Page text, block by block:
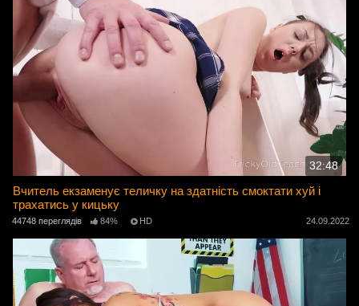
32:48
Вчитель екзаменує теличку на здатність смоктати хуй і
трахатись у кицьку
44748 переглядів 84% HD 24.09.2022